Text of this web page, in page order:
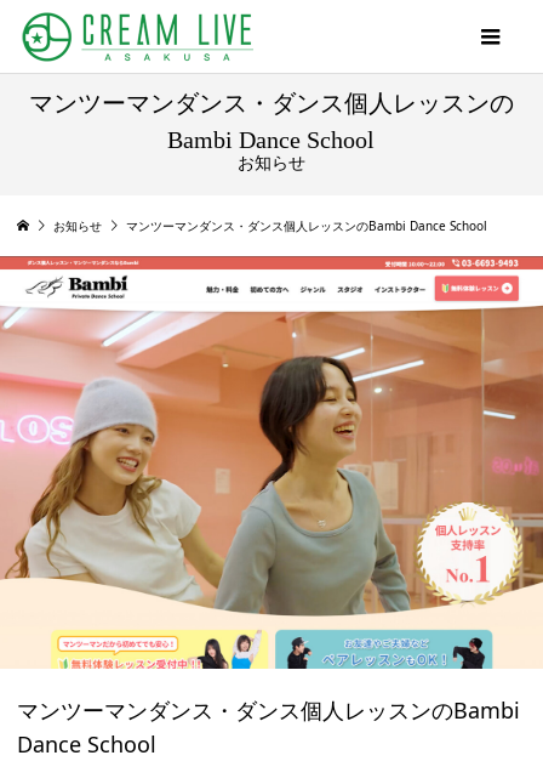
マンツーマンダンス・ダンス個人レッスンの
Bambi Dance School
お知らせ
お知らせ マンツーマンダンス・ダンス個人レッスンのBambi Dance School
マンツーマンダンス・ダンス個人レッスンのBambi
Dance School